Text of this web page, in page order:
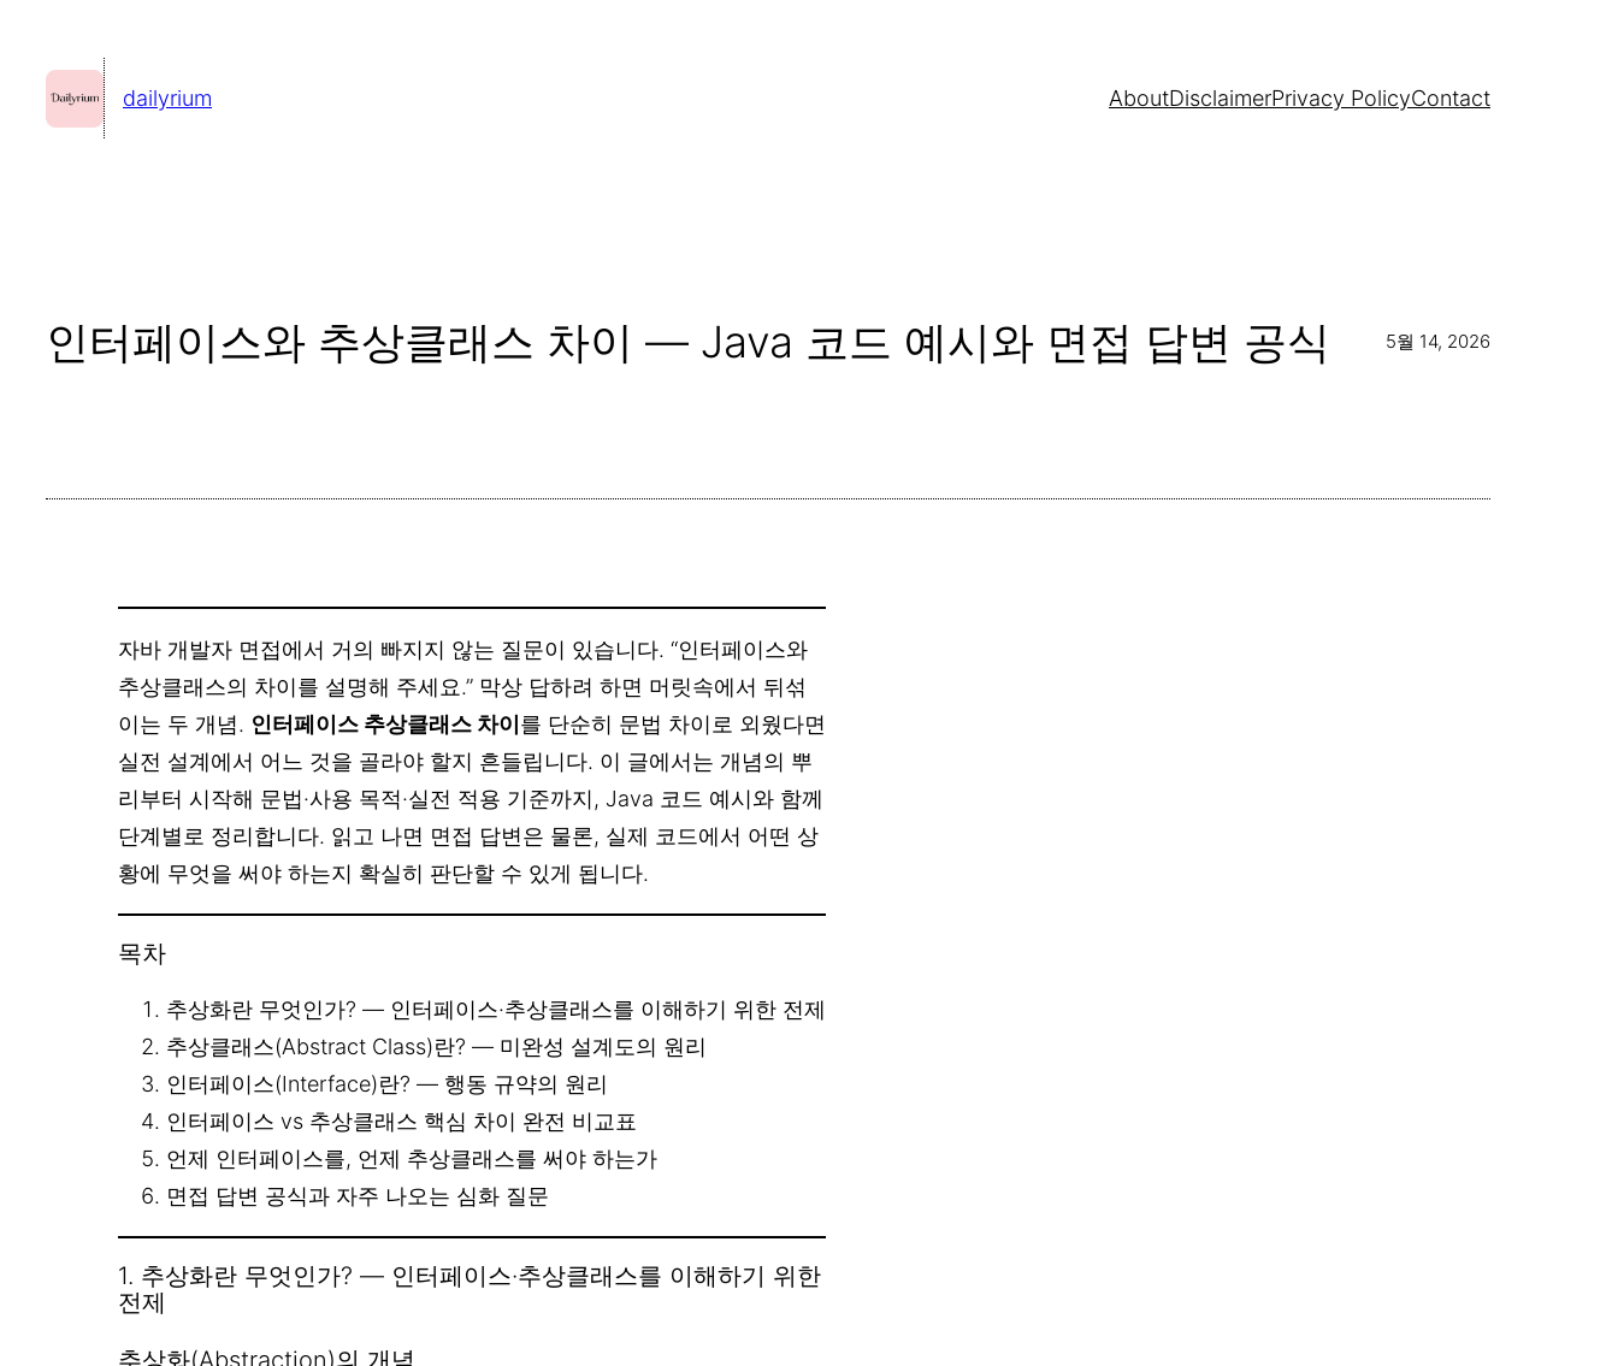
dailyrium AboutDisclaimerPrivacy PolicyContact
인터페이스와 추상클래스 차이 — Java 코드 예시와 면접 답변 공식 5월 14, 2026
자바 개발자 면접에서 거의 빠지지 않는 질문이 있습니다. “인터페이스와
추상클래스의 차이를 설명해 주세요.” 막상 답하려 하면 머릿속에서 뒤섞
이는 두 개념. 인터페이스 추상클래스 차이를 단순히 문법 차이로 외웠다면
실전 설계에서 어느 것을 골라야 할지 흔들립니다. 이 글에서는 개념의 뿌
리부터 시작해 문법·사용 목적·실전 적용 기준까지, Java 코드 예시와 함께
단계별로 정리합니다. 읽고 나면 면접 답변은 물론, 실제 코드에서 어떤 상
황에 무엇을 써야 하는지 확실히 판단할 수 있게 됩니다.
목차
추상화란 무엇인가? — 인터페이스·추상클래스를 이해하기 위한 전제
추상클래스(Abstract Class)란? — 미완성 설계도의 원리
인터페이스(Interface)란? — 행동 규약의 원리
인터페이스 vs 추상클래스 핵심 차이 완전 비교표
언제 인터페이스를, 언제 추상클래스를 써야 하는가
면접 답변 공식과 자주 나오는 심화 질문
1. 추상화란 무엇인가? — 인터페이스·추상클래스를 이해하기 위한
전제